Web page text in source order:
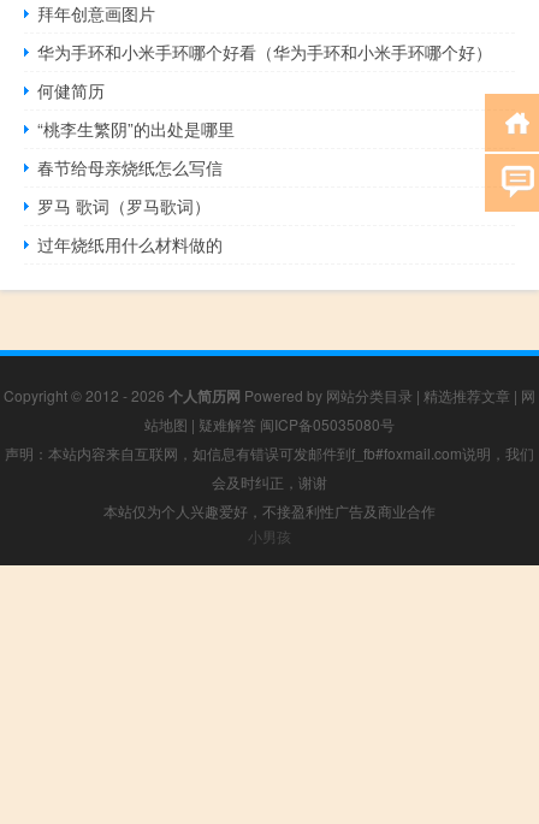
拜年创意画图片
华为手环和小米手环哪个好看（华为手环和小米手环哪个好）
何健简历
“桃李生繁阴”的出处是哪里
春节给母亲烧纸怎么写信
罗马 歌词（罗马歌词）
过年烧纸用什么材料做的
Copyright © 2012 - 2026 个人简历网 Powered by 网站分类目录 | 精选推荐文章 | 网
站地图 | 疑难解答 闽ICP备05035080号
声明：本站内容来自互联网，如信息有错误可发邮件到f_fb#foxmail.com说明，我们
会及时纠正，谢谢
本站仅为个人兴趣爱好，不接盈利性广告及商业合作
小男孩